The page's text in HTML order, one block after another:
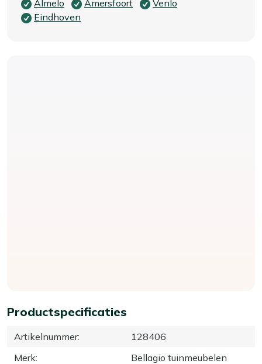
Productspecificaties
Artikelnummer:
128406
Merk:
Bellagio tuinmeubelen
Almelo Amersfoort
Venlo
Eindhoven